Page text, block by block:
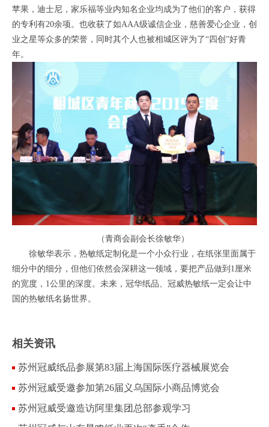
苹果，迪士尼，家乐福等业内知名企业均成为了他们的客户，获得
的专利有20余项。也收获了如AAA级诚信企业，慈善爱心企业，创
业之星等众多的荣誉，同时其个人也被相城区评为了“四创”好青
年。
（青商会副会长徐敏华）
徐敏华表示，热敏纸定制化是一个小众行业，在纸张里面属于
细分中的细分，但他们依然会深耕这一领域，要把产品做到1厘米
的宽度，1公里的深度。未来，冠华纸品、冠威热敏纸一定会让中
国的热敏纸名扬世界。
相关资讯
苏州冠威纸品参展第83届上海国际医疗器械展览会
苏州冠威受邀参加第26届义乌国际小商品博览会
苏州冠威受邀造访阿里集团总部参观学习